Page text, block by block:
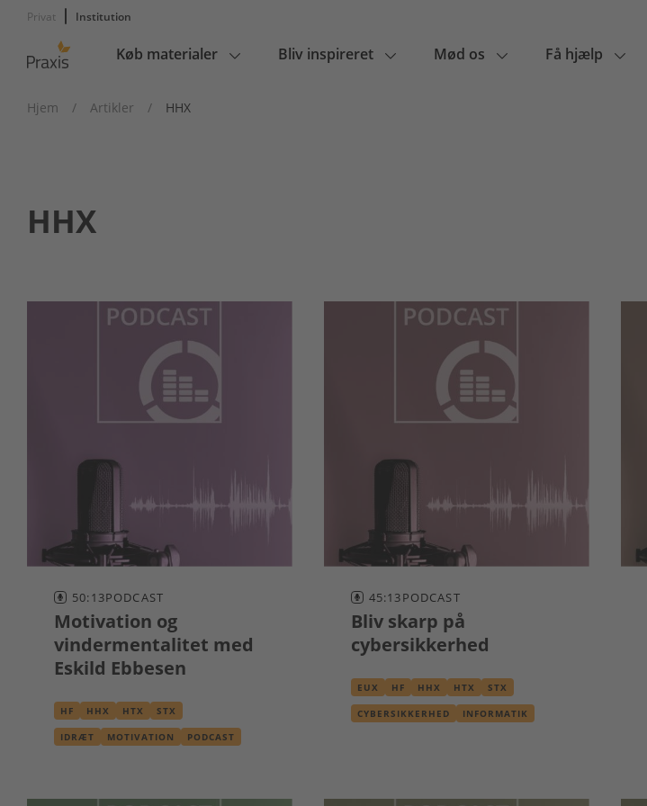
Privat Institution
Main
Køb materialer Bliv inspireret Mød os Få hjælp
Hjem / Artikler / HHX
HHX
50:13PODCAST
Motivation og
vindermentalitet med
Eskild Ebbesen
HF HHX HTX STX
IDRÆT MOTIVATION PODCAST
45:13PODCAST
Bliv skarp på
cybersikkerhed
EUX HF HHX HTX STX
CYBERSIKKERHED
INFORMATIK